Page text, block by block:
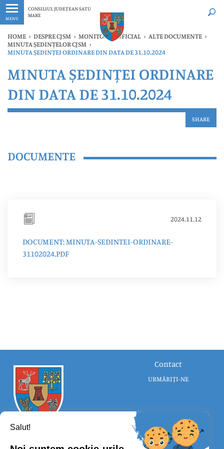
MENU
CONSILIUL JUDEȚEAN SATU
MARE
Ultimele
HOME › DESPRE CJSM › MONITORUL OFICIAL › ALTE DOCUMENTE ›
MINUTA ȘEDINȚELOR CJSM ›
MINUTA ȘEDINȚEI ORDINARE DIN DATA DE 31.10.2024
MINUTA ȘEDINȚEI ORDINARE
DIN DATA DE 31.10.2024
SHARE
DOCUMENTE
2024.11.12
DOCUMENT: MINUTA-SEDINTEI-ORDINARE-
31102024.PDF
Contact
URMĂRIȚI-NE
Salut!